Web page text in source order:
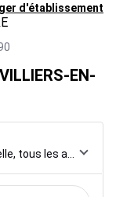
d'établissement
EN-